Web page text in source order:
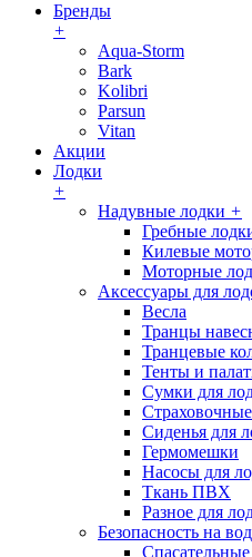
Бренды
+
Aqua-Storm
Bark
Kolibri
Parsun
Vitan
Акции
Лодки
+
Надувные лодки +
Гребные
Килевые
Моторные
Аксессуары для
Весла
Транцы
Транцевые
Тенты и
Сумки для
Сиденья для
Гермомешки
Насосы для
Ткань ПВХ
Разное для
Безопасность на